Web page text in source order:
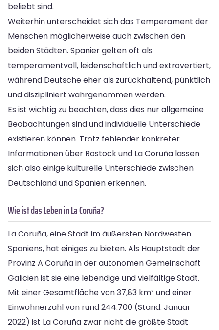
beliebt sind.
Weiterhin unterscheidet sich das Temperament der
Menschen möglicherweise auch zwischen den
beiden Städten. Spanier gelten oft als
temperamentvoll, leidenschaftlich und extrovertiert,
während Deutsche eher als zurückhaltend, pünktlich
und diszipliniert wahrgenommen werden.
Es ist wichtig zu beachten, dass dies nur allgemeine
Beobachtungen sind und individuelle Unterschiede
existieren können. Trotz fehlender konkreter
Informationen über Rostock und La Coruña lassen
sich also einige kulturelle Unterschiede zwischen
Deutschland und Spanien erkennen.
Wie ist das Leben in La Coruña?
La Coruña, eine Stadt im äußersten Nordwesten
Spaniens, hat einiges zu bieten. Als Hauptstadt der
Provinz A Coruña in der autonomen Gemeinschaft
Galicien ist sie eine lebendige und vielfältige Stadt.
Mit einer Gesamtfläche von 37,83 km² und einer
Einwohnerzahl von rund 244.700 (Stand: Januar
2022) ist La Coruña zwar nicht die größte Stadt